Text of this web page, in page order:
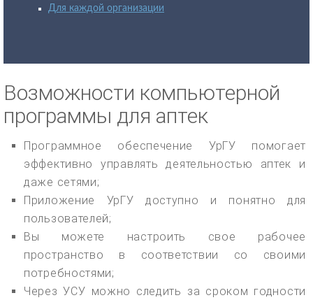
Для каждой организации
Возможности компьютерной
программы для аптек
Программное обеспечение УрГУ помогает
эффективно управлять деятельностью аптек и
даже сетями;
Приложение УрГУ доступно и понятно для
пользователей;
Вы можете настроить свое рабочее
пространство в соответствии со своими
потребностями;
Через УСУ можно следить за сроком годности